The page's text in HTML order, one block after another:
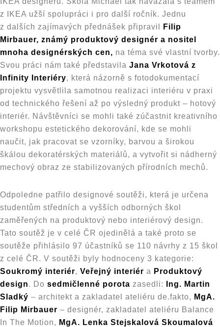
z IKEA užší spolupráci i pro další ročník. Jednu
z dalších zajímavých přednášek připravil
Filip
Mirbauer, známý produktový designér a nositel
mnoha designérských cen, na téma své vlastní tvorby.
Svou práci nám také představila Jana Vrkotová z
Infinity Interiéry, která názorně s fotodokumentací
projektu vysvětlila samotnou realizaci interiéru v praxi
od technického řešení až po výsledný produkt – hotový
interiér. Návštěvníci se mohli také zúčastnit kreativního
workshopu estetického dekorování, kde se mohli
naučit, jak pracovat se vzorníky, barvou a širokou
škálou dekoratérských materiálů, a vytvořit si nádherný
mechový obraz ze stabilizovaných přírodních mechů.
Odpoledne patřilo designové soutěži, která je určena
studentům středních a vyšších odborných škol
zaměřených na produktový nebo interiérový design.
Tato soutěž je v celé ČR ojedinělá a také proto se
soutěže přihlásilo 97 účastníků se 110 návrhy z 15 škol
z celé ČR. V soutěži byly hodnoceny 3 kategorie:
Soukromý interiér, Veřejný interiér a Produktový
design. Do sedmičlenné porota zasedli:
Ing. Martin
Sladký – architekt a zakladatel ateliéru de.fakto, MgA.
Filip Mirbauer – designér, zakladatel ateliéru Balance
In The Motion, MgA. Lenka Stejskalová Skoumalová